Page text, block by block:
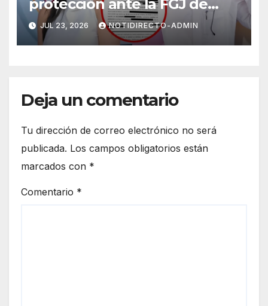
protección ante la FGJ de
CdMx por vîolêncîa mediática
y psicológica de Masad
Altamimi, integrante de La
JUL 23, 2026 NOTIDIRECTO-ADMIN
Deja un comentario
Tu dirección de correo electrónico no será
publicada. Los campos obligatorios están
marcados con *
Comentario *